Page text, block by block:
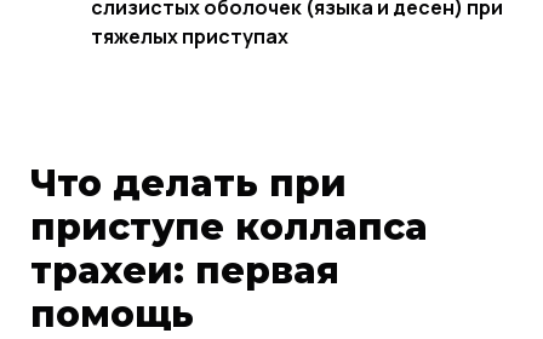
слизистых оболочек (языка и десен) при
тяжелых приступах
Что делать при
приступе коллапса
трахеи: первая
помощь